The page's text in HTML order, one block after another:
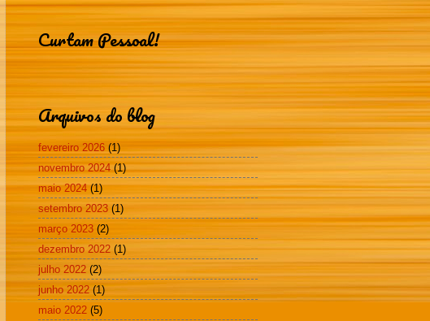
Curtam Pessoal!
Arquivos do blog
fevereiro 2026 (1)
novembro 2024(1)
maio 2024(1)
setembro 2023 (1)
março 2023 (2)
dezembro 2022 (1)
julho 2022 (2)
junho 2022(1)
maio 2022 (5)